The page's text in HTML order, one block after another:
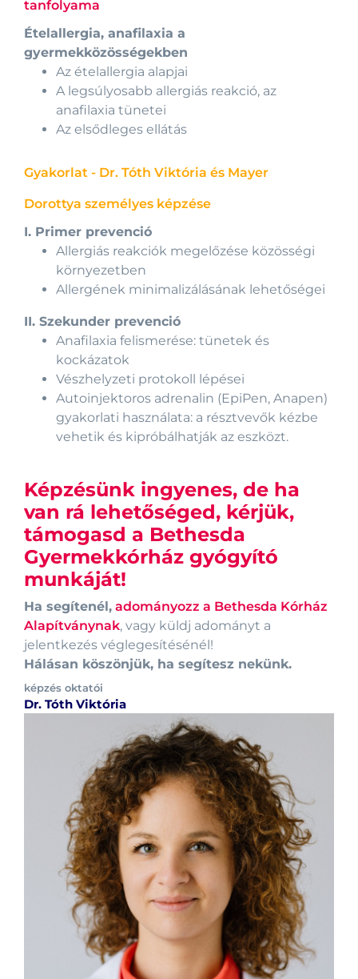
tanfolyama
Ételallergia, anafilaxia a
gyermekközösségekben
Az ételallergia alapjai
A legsúlyosabb allergiás reakció, az
anafilaxia tünetei
Az elsődleges ellátás
Gyakorlat - Dr. Tóth Viktória és Mayer
Dorottya személyes képzése
I. Primer prevenció
Allergiás reakciók megelőzése közösségi
környezetben
Allergének minimalizálásának lehetőségei
II. Szekunder prevenció
Anafilaxia felismerése: tünetek és
kockázatok
Vészhelyzeti protokoll lépései
Autoinjektoros adrenalin (EpiPen, Anapen)
gyakorlati használata: a résztvevők kézbe
vehetik és kipróbálhatják az eszközt.
Képzésünk ingyenes, de ha
van rá lehetőséged, kérjük,
támogasd a Bethesda
Gyermekkórház gyógyító
munkáját!
Ha segítenél, adományozz a Bethesda Kórház
Alapítványnak, vagy küldj adományt a
jelentkezés véglegesítésénél!
Hálásan köszönjük, ha segítesz nekünk.
képzés oktatói
Dr. Tóth Viktória